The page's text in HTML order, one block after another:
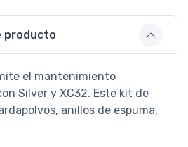
producto
el mantenimiento
Silver y XC32. Este kit de
anillos de espuma,